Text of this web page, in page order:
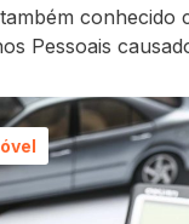
conhecido
Pessoais
os
tem como objetivo
danos físicos ou
veículos